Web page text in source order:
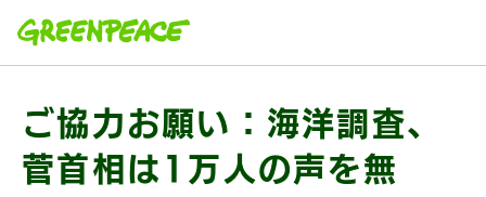
ご協力お願い：海洋調査、
菅首相は1万人の声を無